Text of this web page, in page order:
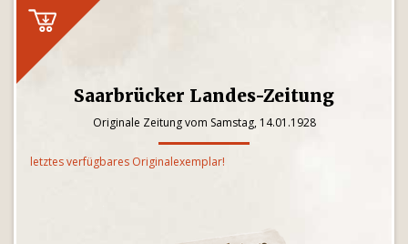
Saarbrücker Landes-Zeitung
Originale Zeitung vom Samstag, 14.01.1928
letztes verfügbares Originalexemplar!